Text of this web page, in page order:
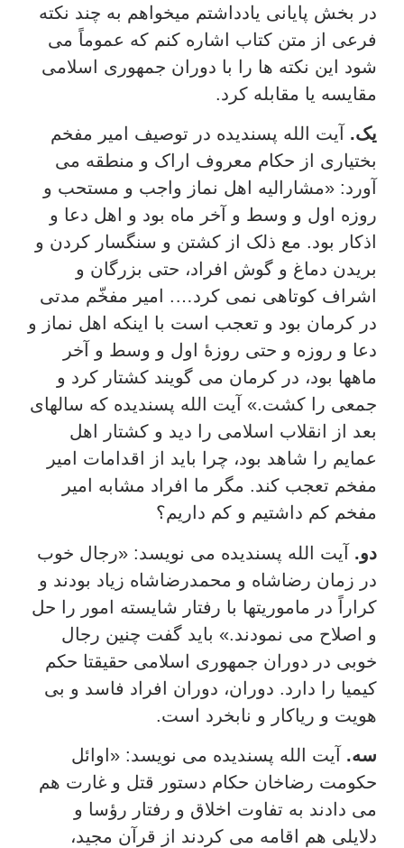
در بخش پایانی یادداشتم میخواهم به چند نکته
فرعی از متن کتاب اشاره کنم که عموماً می
شود این نکته ها را با دوران جمهوری اسلامی
مقایسه یا مقابله کرد.
یک. آیت الله پسندیده در توصیف امیر مفخم
بختیاری از حکام معروف اراک و منطقه می
آورد: «مشارالیه اهل نماز واجب و مستحب و
روزه اول و وسط و آخر ماه بود و اهل دعا و
اذکار بود. مع ذلک از کشتن و سنگسار کردن و
بریدن دماغ و گوش افراد، حتی بزرگان و
اشراف کوتاهی نمی کرد…. امیر مفخّم مدتی
در کرمان بود و تعجب است با اینکه اهل نماز و
دعا و روزه و حتی روزۀ اول و وسط و آخر
ماهها بود، در کرمان می گویند کشتار کرد و
جمعی را کشت.» آیت الله پسندیده که سالهای
بعد از انقلاب اسلامی را دید و کشتار اهل
عمایم را شاهد بود، چرا باید از اقدامات امیر
مفخم تعجب کند. مگر ما افراد مشابه امیر
مفخم کم داشتیم و کم داریم؟
دو. آیت الله پسندیده می نویسد: «رجال خوب
در زمان رضاشاه و محمدرضاشاه زیاد بودند و
کراراً در ماموریتها با رفتار شایسته امور را حل
و اصلاح می نمودند.» باید گفت چنین رجال
خوبی در دوران جمهوری اسلامی حقیقتا حکم
کیمیا را دارد. دوران، دوران افراد فاسد و بی
هویت و ریاکار و نابخرد است.
سه. آیت الله پسندیده می نویسد: «اوائل
حکومت رضاخان حکام دستور قتل و غارت هم
می دادند به تفاوت اخلاق و رفتار رؤسا و
دلایلی هم اقامه می کردند از قرآن مجید،